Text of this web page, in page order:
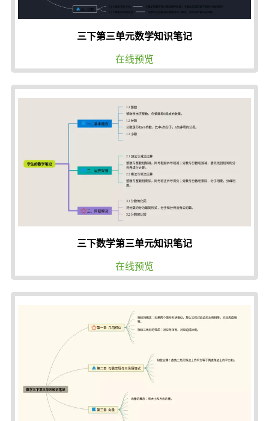
三下第三单元数学知识笔记
在线预览
三下数学第三单元知识笔记
在线预览